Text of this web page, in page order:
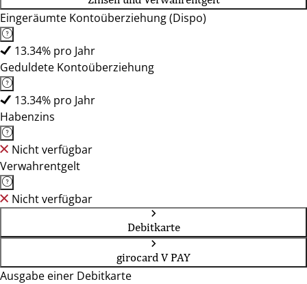
Eingeräumte Kontoüberziehung (Dispo)
13.34% pro Jahr
Geduldete Kontoüberziehung
13.34% pro Jahr
Habenzins
Nicht verfügbar
Verwahrentgelt
Nicht verfügbar
Debitkarte
girocard V PAY
Ausgabe einer Debitkarte